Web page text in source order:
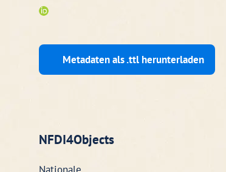
Metadaten als .ttl herunterladen
NFDI4Objects